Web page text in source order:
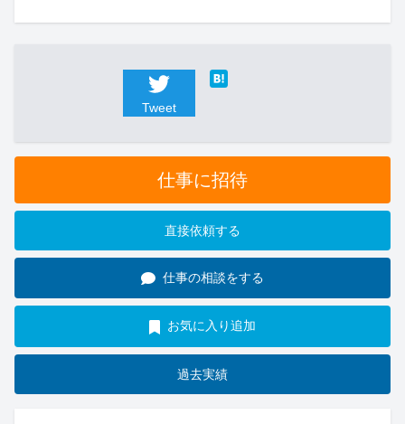
Tweet
仕事に招待
直接依頼する
仕事の相談をする
お気に入り追加
過去実績